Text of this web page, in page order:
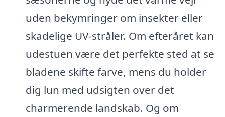
uden bekymringer om insekter eller
skadelige UV-stråler. Om efteråret kan
udestuen være det perfekte sted at se
bladene skifte farve, mens du holder
dig lun med udsigten over det
charmerende landskab. Og om